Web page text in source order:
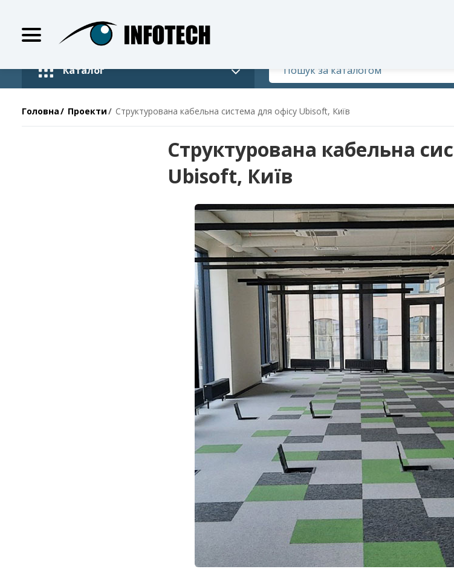
Каталог
Головна Проекти Структурована кабельна система для офісу Ubisoft, Київ
Структурована кабельна
Ubisoft, Київ